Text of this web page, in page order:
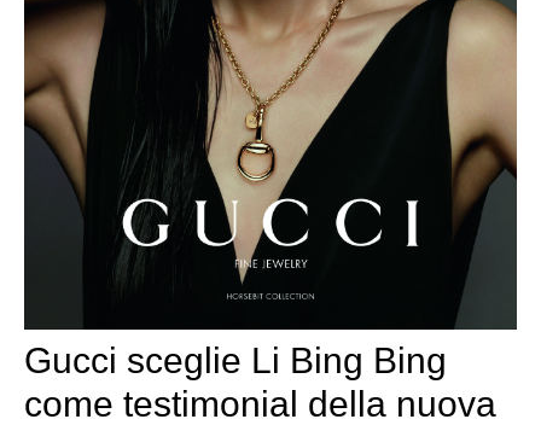
Gucci sceglie Li Bing Bing
come testimonial della nuova